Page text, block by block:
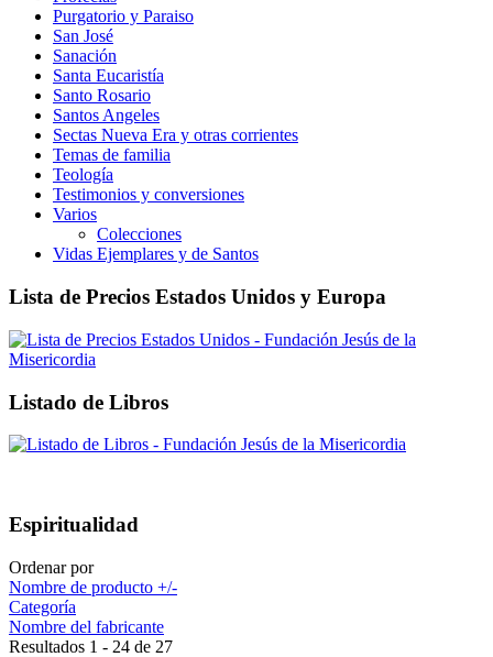
Purgatorio y Paraiso
San José
Sanación
Santa Eucaristía
Santo Rosario
Santos Angeles
Sectas Nueva Era y otras corrientes
Temas de familia
Teología
Testimonios y conversiones
Varios
Colecciones
Vidas Ejemplares y de Santos
Lista de Precios Estados Unidos y Europa
Listado de Libros
Espiritualidad
Ordenar por
Nombre de producto +/-
Categoría
Nombre del fabricante
Resultados 1 - 24 de 27